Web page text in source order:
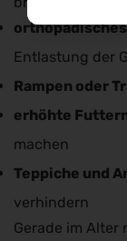
Entlastung der
Rampen oder
erhöhte
machen
Teppiche und
verhindern
Gerade im Alter